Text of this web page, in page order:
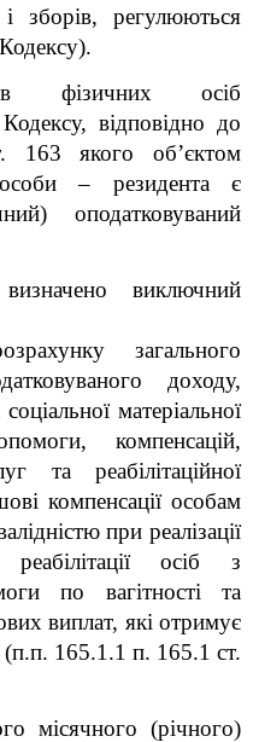
зборів, регулюються
фізичних осіб
відповідно до
якого об’єктом
особи – резидента є
оподатковуваний
виключний
загального
доходу,
матеріальної
компенсацій,
та реабілітаційної
компенсації особам
при реалізації
осіб з
по вагітності та
виплат, які отримує
(п.п. 165.1.1 п. 165.1 ст.
місячного (річного)